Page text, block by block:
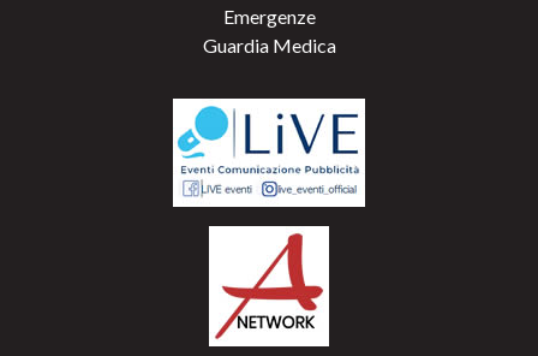
Emergenze
Guardia Medica